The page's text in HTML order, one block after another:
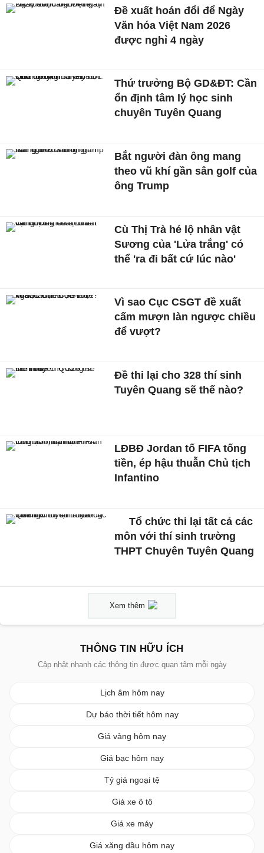
Đề xuất hoán đổi để Ngày
Văn hóa Việt Nam 2026
được nghỉ 4 ngày
Thứ trưởng Bộ GD&ĐT: Cần
ổn định tâm lý học sinh
chuyên Tuyên Quang
Bắt người đàn ông mang
theo vũ khí gần sân golf của
ông Trump
Cù Thị Trà hé lộ nhân vật
Sương của 'Lửa trắng' có
thể 'ra đi bất cứ lúc nào'
Vì sao Cục CSGT đề xuất
cấm mượn làn ngược chiều
để vượt?
Đề thi lại cho 328 thí sinh
Tuyên Quang sẽ thế nào?
LĐBĐ Jordan tố FIFA tống
tiền, ép hậu thuẫn Chủ tịch
Infantino
Tổ chức thi lại tất cả các
môn với thí sinh trường
THPT Chuyên Tuyên Quang
Xem thêm
THÔNG TIN HỮU ÍCH
Cập nhật nhanh các thông tin được quan tâm mỗi ngày
Lịch âm hôm nay
Dự báo thời tiết hôm nay
Giá vàng hôm nay
Giá bạc hôm nay
Tỷ giá ngoại tệ
Giá xe ô tô
Giá xe máy
Giá xăng dầu hôm nay